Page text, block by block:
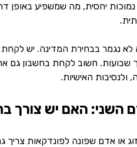
יחסית, מה שמשפיע באופן
לא נגמר בבחירת המדינה. יש
שבועות. חשוב לקחת בחשבון גם
ולנסיבות האישיות.
השני: האם יש צורך
או אדם שפונה לפונדקאות